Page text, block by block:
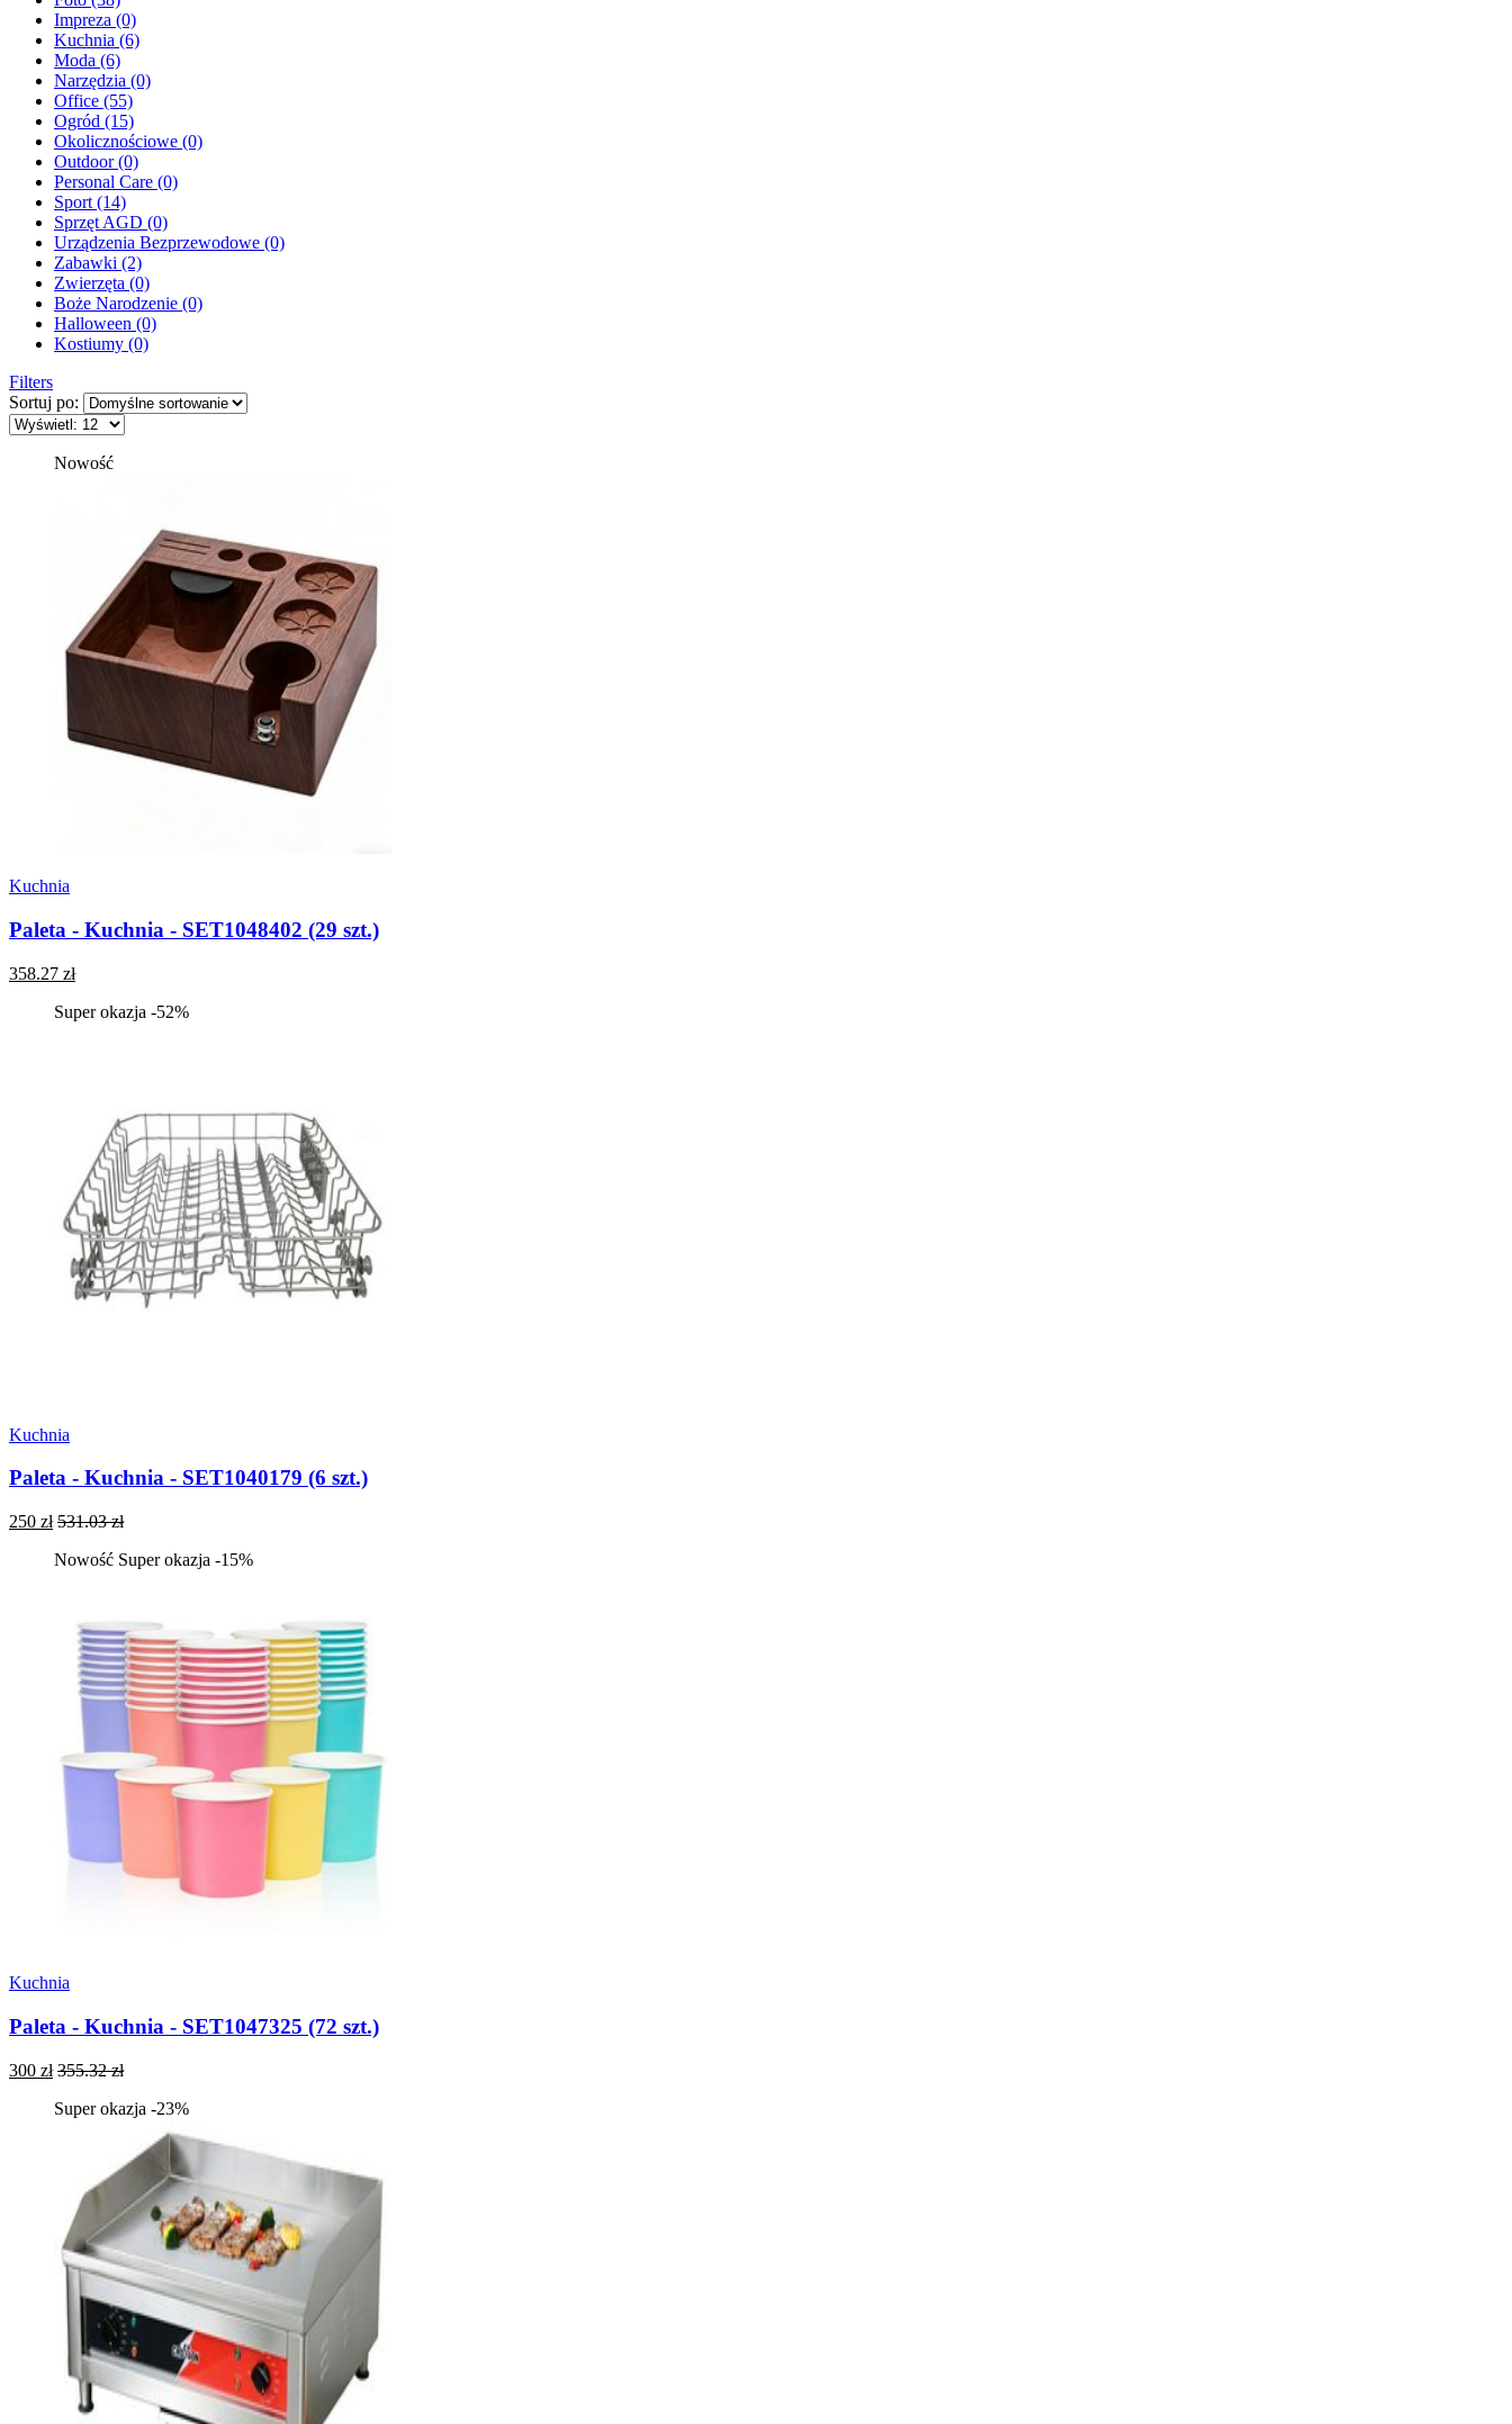
Impreza (0)
Kuchnia (6)
Moda (6)
Narzędzia (0)
Office (55)
Ogród (15)
Okolicznościowe (0)
Outdoor (0)
Personal Care (0)
Sport (14)
Sprzęt AGD (0)
Urządzenia Bezprzewodowe (0)
Zabawki (2)
Zwierzęta (0)
Boże Narodzenie (0)
Halloween (0)
Kostiumy (0)
Filters
Sortuj po:
Nowość
Kuchnia
Paleta - Kuchnia - SET1048402 (29 szt.)
358.27 zł
Super okazja -52%
Kuchnia
Paleta - Kuchnia - SET1040179 (6 szt.)
250 zł 531.03 zł
Nowość Super okazja -15%
Kuchnia
Paleta - Kuchnia - SET1047325 (72 szt.)
300 zł 355.32 zł
Super okazja -23%